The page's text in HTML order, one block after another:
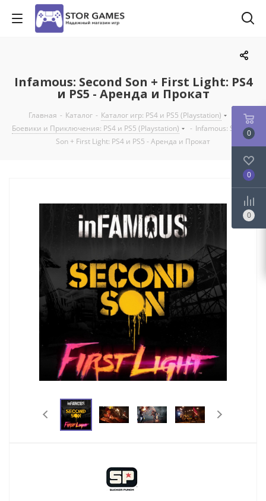
Infamous: Second Son + First Light: PS4
и PS5 - Аренда и Прокат
Главная - Каталог - Каталог игр: PS4 и PS5 (Playstation)
Боевики и Приключения: PS4 и PS5 (Playstation)
- Infamous: Second
Son + First Light: PS4 и PS5 - Аренда и Прокат
0
0
0